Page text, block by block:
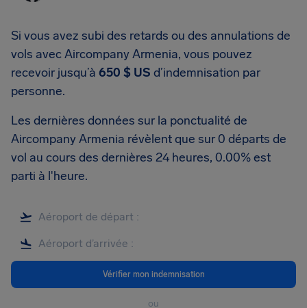
Si vous avez subi des retards ou des annulations de
vols avec Aircompany Armenia, vous pouvez
recevoir jusqu’à 650 $ US d’indemnisation par
personne.
Les dernières données sur la ponctualité de
Aircompany Armenia révèlent que sur 0 départs de
vol au cours des dernières 24 heures, 0.00% est
parti à l'heure.
Vérifier mon indemnisation
ou